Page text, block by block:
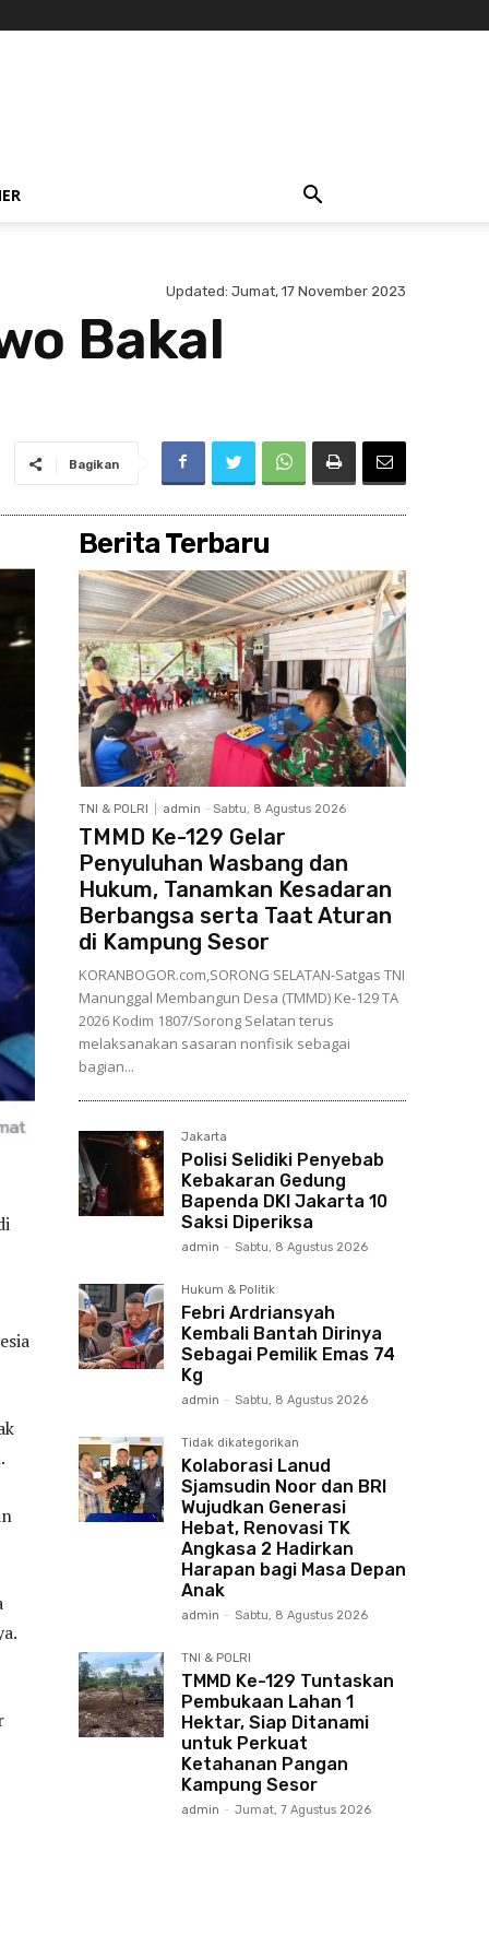
Updated: Jumat, 17 November 2023
Bakal
Bagikan
Berita Terbaru
TNI & POLRI admin - Sabtu, 8 Agustus 2026
TMMD Ke-129 Gelar
Penyuluhan Wasbang dan
Hukum, Tanamkan Kesadaran
Berbangsa serta Taat Aturan
di Kampung Sesor
KORANBOGOR.com,SORONG SELATAN-Satgas TNI
Manunggal Membangun Desa (TMMD) Ke-129 TA
2026 Kodim 1807/Sorong Selatan terus
melaksanakan sasaran nonfisik sebagai
bagian...
Jakarta
Polisi Selidiki Penyebab
Kebakaran Gedung
Bapenda DKI Jakarta 10
Saksi Diperiksa
admin - Sabtu, 8 Agustus 2026
Hukum & Politik
Febri Ardriansyah
Kembali Bantah Dirinya
Sebagai Pemilik Emas 74
Kg
admin - Sabtu, 8 Agustus 2026
Tidak dikategorikan
Kolaborasi Lanud
Sjamsudin Noor dan BRI
Wujudkan Generasi
Hebat, Renovasi TK
Angkasa 2 Hadirkan
Harapan bagi Masa Depan
Anak
admin - Sabtu, 8 Agustus 2026
TNI & POLRI
TMMD Ke-129 Tuntaskan
Pembukaan Lahan 1
Hektar, Siap Ditanami
untuk Perkuat
Ketahanan Pangan
Kampung Sesor
admin - Jumat, 7 Agustus 2026